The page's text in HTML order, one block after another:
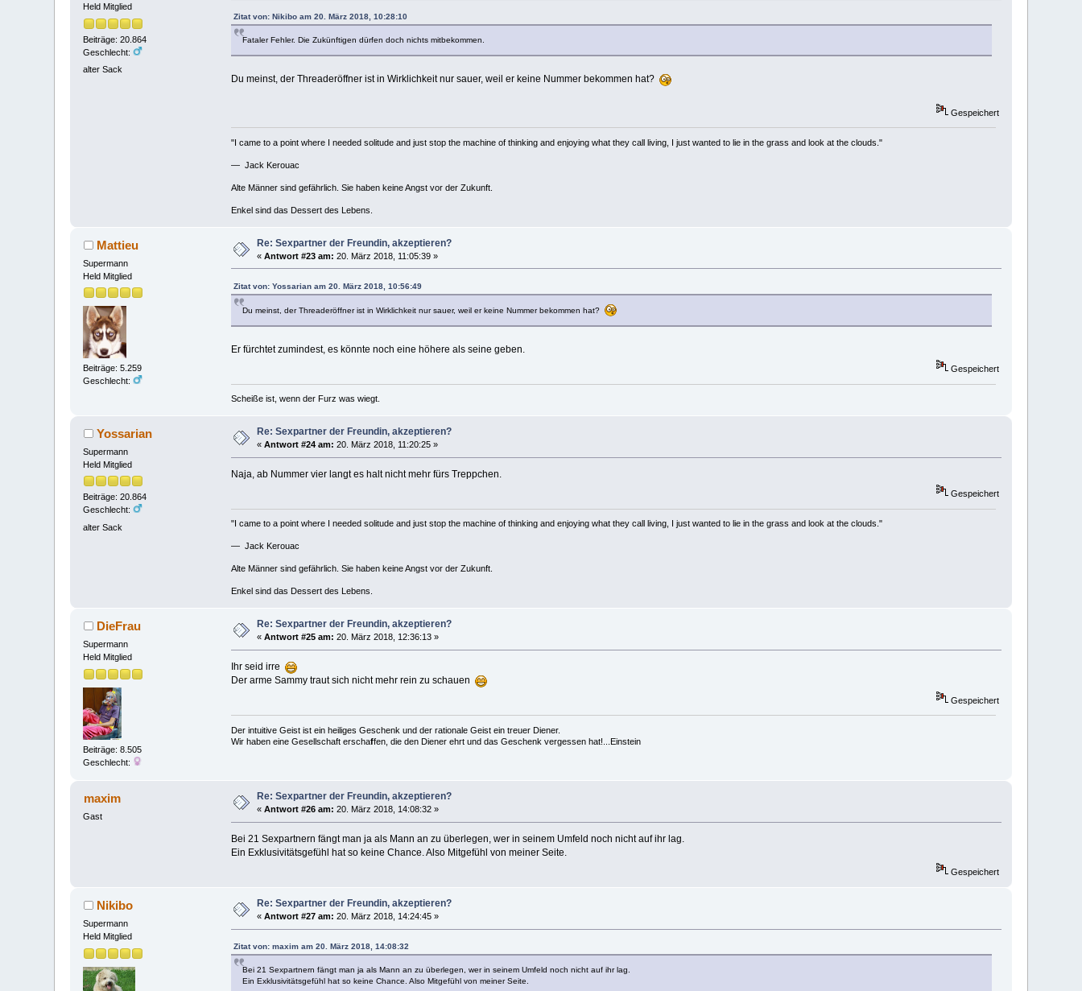
Held Mitglied
Beiträge: 20.864
Geschlecht:
alter Sack
Zitat von: Nikibo am 20. März 2018, 10:28:10
Fataler Fehler. Die Zukünftigen dürfen doch nichts mitbekommen.
Du meinst, der Threaderöffner ist in Wirklichkeit nur sauer, weil er keine Nummer bekommen hat?
Gespeichert
"I came to a point where I needed solitude and just stop the machine of thinking and enjoying what they call living, I just wanted to lie in the grass and look at the clouds."
— Jack Kerouac
Alte Männer sind gefährlich. Sie haben keine Angst vor der Zukunft.
Enkel sind das Dessert des Lebens.
Mattieu
Supermann
Held Mitglied
Beiträge: 5.259
Geschlecht:
Re: Sexpartner der Freundin, akzeptieren?
«Antwort #23 am: 20. März 2018, 11:05:39 »
Zitat von: Yossarian am 20. März 2018, 10:56:49
Du meinst, der Threaderöffner ist in Wirklichkeit nur sauer, weil er keine Nummer bekommen hat?
Er fürchtet zumindest, es könnte noch eine höhere als seine geben.
Gespeichert
Scheiße ist, wenn der Furz was wiegt.
Yossarian
Supermann
Held Mitglied
Beiträge: 20.864
Geschlecht:
alter Sack
Re: Sexpartner der Freundin, akzeptieren?
«Antwort #24 am: 20. März 2018, 11:20:25 »
Naja, ab Nummer vier langt es halt nicht mehr fürs Treppchen.
Gespeichert
"I came to a point where I needed solitude and just stop the machine of thinking and enjoying what they call living, I just wanted to lie in the grass and look at the clouds."
— Jack Kerouac
Alte Männer sind gefährlich. Sie haben keine Angst vor der Zukunft.
Enkel sind das Dessert des Lebens.
DieFrau
Supermann
Held Mitglied
Beiträge: 8.505
Geschlecht:
Re: Sexpartner der Freundin, akzeptieren?
«Antwort #25 am: 20. März 2018, 12:36:13 »
Ihr seid irre
Der arme Sammy traut sich nicht mehr rein zu schauen
Gespeichert
Der intuitive Geist ist ein heiliges Geschenk und der rationale Geist ein treuer Diener.
Wir haben eine Gesellschaft erschaffen, die den Diener ehrt und das Geschenk vergessen hat!...Einstein
maxim
Gast
Re: Sexpartner der Freundin, akzeptieren?
«Antwort #26 am: 20. März 2018, 14:08:32 »
Bei 21 Sexpartnern fängt man ja als Mann an zu überlegen, wer in seinem Umfeld noch nicht auf ihr lag.
Ein Exklusivitätsgefühl hat so keine Chance. Also Mitgefühl von meiner Seite.
Gespeichert
Nikibo
Supermann
Held Mitglied
Re: Sexpartner der Freundin, akzeptieren?
«Antwort #27 am: 20. März 2018, 14:24:45 »
Zitat von: maxim am 20. März 2018, 14:08:32
Bei 21 Sexpartnern fängt man ja als Mann an zu überlegen, wer in seinem Umfeld noch nicht auf ihr lag.
Ein Exklusivitätsgefühl hat so keine Chance. Also Mitgefühl von meiner Seite.